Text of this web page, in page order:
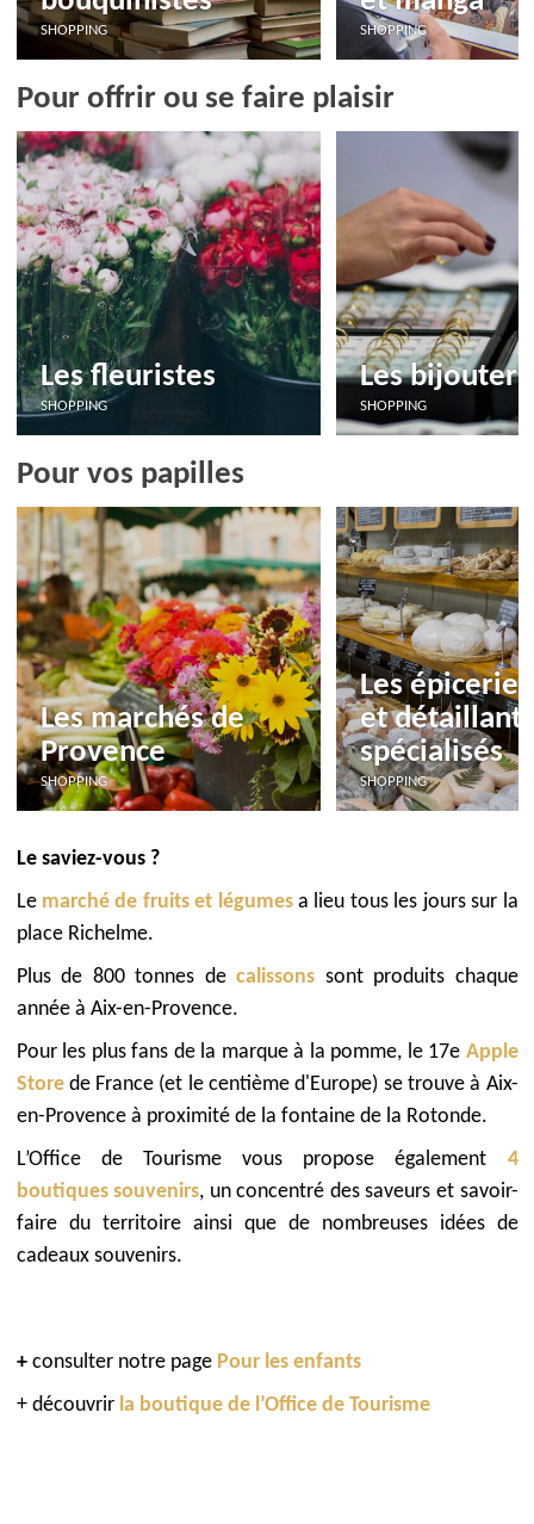
SHOPPING SHOPPING
Pour offrir ou se faire plaisir
Les fleuristes
SHOPPING
Les
SHOPPING
Pour vos papilles
Les marchés de
Provence
SHOPPING
Les
et détaillants
spécialisés
SHOPPING
Le saviez-vous ?
Lemarché de fruits et légumesa lieu tous les jours sur la
place Richelme.
Plus de 800 tonnes de calissons sont produits chaque
année à Aix-en-Provence.
Pour les plus fans de la marque à la pomme, le 17e Apple
Store de France (et le centième d'Europe) se trouve à Aix-
en-Provence à proximité de la fontaine de la Rotonde.
L’Office de Tourisme vous propose également 4
boutiques souvenirs, un concentré des saveurs et savoir-
faire du territoire ainsi que de nombreuses idées de
cadeaux souvenirs.
+consulter notre pagePour les enfants
+ découvrir la boutique de l’Office de Tourisme